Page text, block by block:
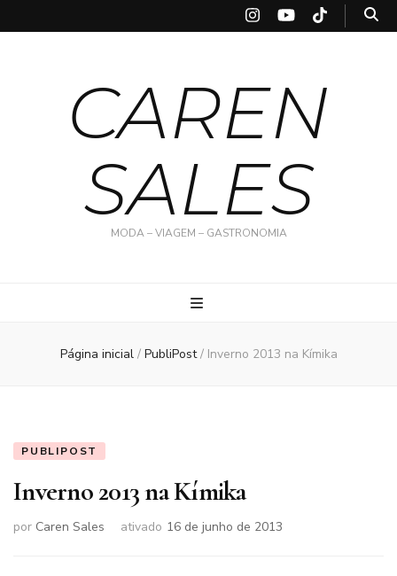
CAREN
SALES
MODA – VIAGEM – GASTRONOMIA
Página inicial / PubliPost/ Inverno 2013 na Kímika
PUBLIPOST
Inverno 2013 na Kímika
por Caren Sales ativado 16 de junho de 2013